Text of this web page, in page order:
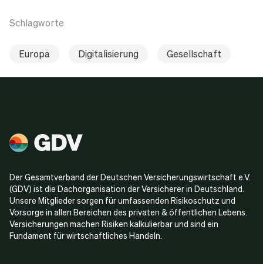
Schlagworte
Europa Digitalisierung Gesellschaft
Der Gesamtverband der Deutschen Versicherungswirtschaft e.V.
(GDV) ist die Dachorganisation der Versicherer in Deutschland.
Unsere Mitglieder sorgen für umfassenden Risikoschutz und
Vorsorge in allen Bereichen des privaten & öffentlichen Lebens.
Versicherungen machen Risiken kalkulierbar und sind ein
Fundament für wirtschaftliches Handeln.